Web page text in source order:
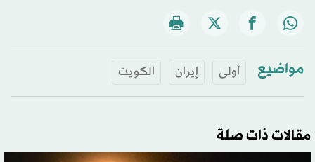
مواضيع أولى إيران الكويت
مقالات ذات صلة